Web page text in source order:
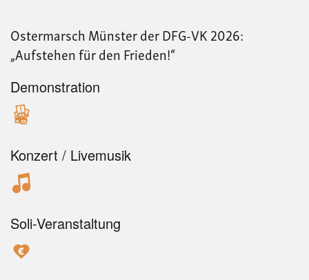
Ostermarsch Münster der DFG-VK 2026:
„Aufstehen für den Frieden!“
Demonstration
Konzert / Livemusik
Soli-Veranstaltung